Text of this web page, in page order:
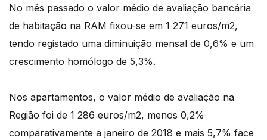
No mês passado o valor médio de avaliação bancária
de habitação na RAM fixou-se em 1 271 euros/m2,
tendo registado uma diminuição mensal de 0,6% e um
crescimento homólogo de 5,3%.
Nos apartamentos, o valor médio de avaliação na
Região foi de 1 286 euros/m2, menos 0,2%
comparativamente a janeiro de 2018 e mais 5,7% face